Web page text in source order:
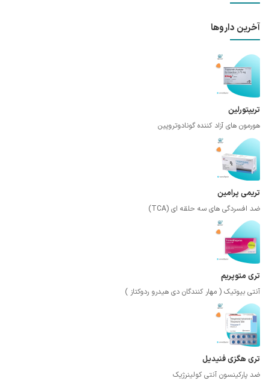
آخرین داروها
تریپتورلین
هورمون های آزاد کننده گونادوتروپین
تریمی پرامین
ضد افسردگی های سه حلقه ای (TCA)
تری متوپریم
آنتی بیوتیک ( مهار کنندگان دی هیدرو ردوکتاز )
تری هگزی فنیدیل
ضد پارکینسون آنتی کولینرژیک